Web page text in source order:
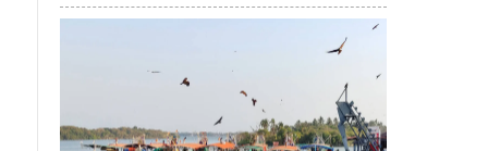
എറണാകുളം വാത്തുരുത്തിയിൽ നിന്നുള്ള